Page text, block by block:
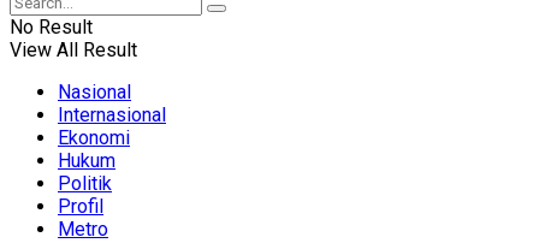
No Result
View All Result
Nasional
Internasional
Ekonomi
Hukum
Politik
Profil
Metro